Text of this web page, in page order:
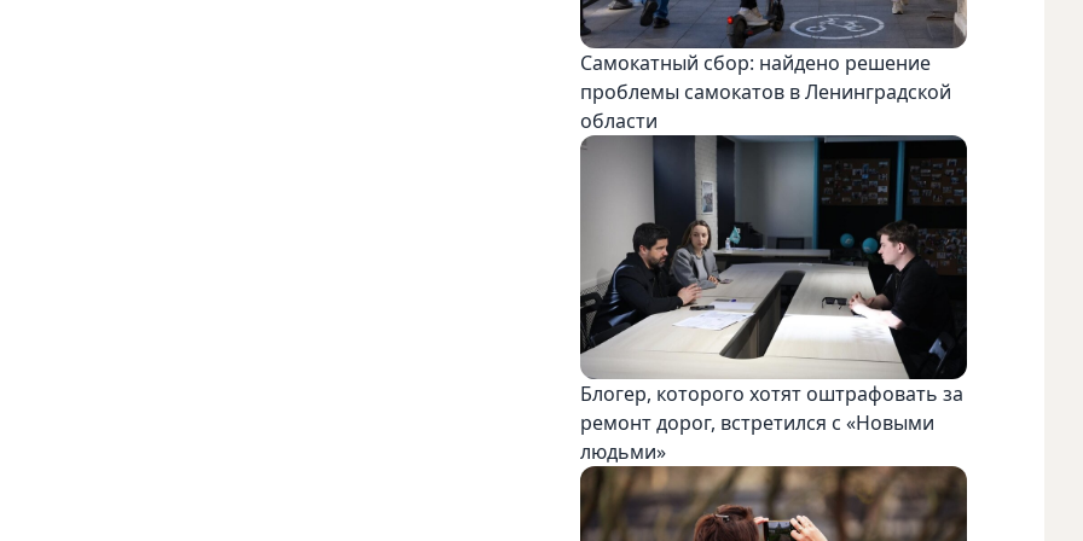
Самокатный сбор: найдено решение
проблемы самокатов в Ленинградской
области
Блогер, которого хотят оштрафовать за
ремонт дорог, встретился с «Новыми
людьми»